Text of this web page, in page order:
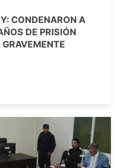
CONDENARON A
DE PRISIÓN